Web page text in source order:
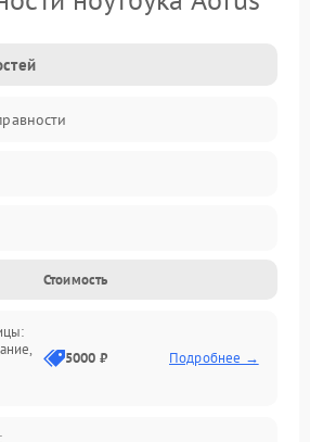
сбои
Стоимость
5000 ₽ Подробнее →